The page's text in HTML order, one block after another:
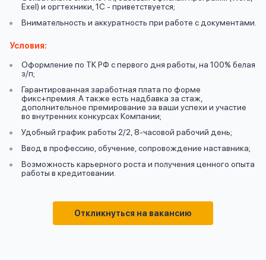
Exel) и оргтехники, 1С - приветствуется;
Внимательность и аккуратность при работе с документами.
Условия:
Оформление по ТК РФ с первого дня работы, на 100% белая
з/п;
Гарантированная заработная плата по форме
фикс+премия. А также есть надбавка за стаж,
дополнительное премирование за ваши успехи и участие
во внутренних конкурсах Компании;
Удобный график работы 2/2, 8-часовой рабочий день;
Ввод в профессию, обучение, сопровождение наставника;
Возможность карьерного роста и получения ценного опыта
работы в кредитовании.
Откликнуться на вакансию
Оформить заявку
Войти под другим номером
Ответы
на